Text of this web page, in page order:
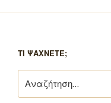
ΤΙ ΨΑΧΝΕΤΕ;
για: